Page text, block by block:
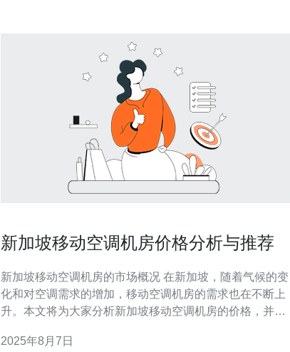
新加坡移动空调机房价格分析与推荐
新加坡移动空调机房的市场概况 在新加坡，随着气候的变
化和对空调需求的增加，移动空调机房的需求也在不断上
升。本文将为大家分析新加坡移动空调机房的价格，并推
下是我们为您整理的三大精华信息： 市场需求增长迅速 -
2025年8月7日